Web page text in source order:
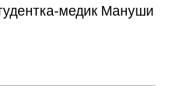
медик Мануши